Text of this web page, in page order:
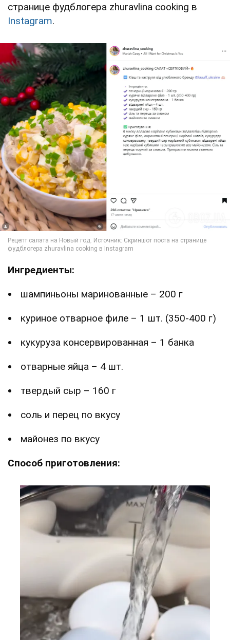
странице фудблогера zhuravlina cooking в
Instagram.
Ингредиенты:
шампиньоны маринованные – 200 г
куриное отварное филе – 1 шт. (350-400 г)
кукуруза консервированная – 1 банка
отварные яйца – 4 шт.
твердый сыр – 160 г
соль и перец по вкусу
майонез по вкусу
Способ приготовления: